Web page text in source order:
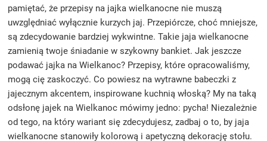
pamiętać, że przepisy na jajka wielkanocne nie muszą
uwzględniać wyłącznie kurzych jaj. Przepiórcze, choć mniejsze,
są zdecydowanie bardziej wykwintne. Takie jaja wielkanocne
zamienią twoje śniadanie w szykowny bankiet. Jak jeszcze
podawać jajka na Wielkanoc? Przepisy, które opracowaliśmy,
mogą cię zaskoczyć. Co powiesz na wytrawne babeczki z
jajecznym akcentem, inspirowane kuchnią włoską? My na taką
odsłonę jajek na Wielkanoc mówimy jedno: pycha! Niezależnie
od tego, na który wariant się zdecydujesz, zadbaj o to, by jaja
wielkanocne stanowiły kolorową i apetyczną dekorację stołu.